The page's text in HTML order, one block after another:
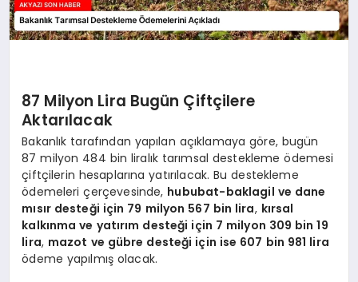
87 Milyon Lira Bugün Çiftçilere
Aktarılacak
Bakanlık tarafından yapılan açıklamaya göre, bugün
87 milyon 484 bin liralık tarımsal destekleme ödemesi
çiftçilerin hesaplarına yatırılacak. Bu destekleme
ödemeleri çerçevesinde, hububat-baklagil ve dane
mısır desteği için 79 milyon 567 bin lira, kırsal
kalkınma ve yatırım desteği için 7 milyon 309 bin 19
lira, mazot ve gübre desteği için ise 607 bin 981 lira
ödeme yapılmış olacak.